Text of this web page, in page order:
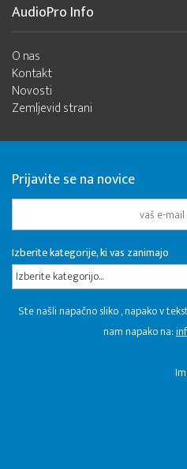
AudioPro Info
O nas
Kontakt
Novosti
Zemljevid strani
Prijavite se na novice
Izberite kategorije, ki vas zanimajo
Izberite kategorijo...
Ste našli napačno sliko , napako v
nam napako na: